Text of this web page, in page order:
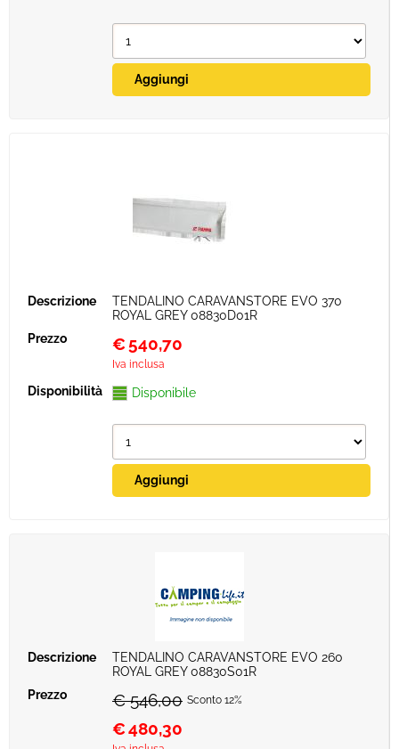
TENDALINO CARAVANSTORE EVO 370
ROYAL GREY 08830D01R
€ 540,70
Iva inclusa
Disponibile
TENDALINO CARAVANSTORE EVO 260
ROYAL GREY 08830S01R
€ 546,00 Sconto 12%
€480,30